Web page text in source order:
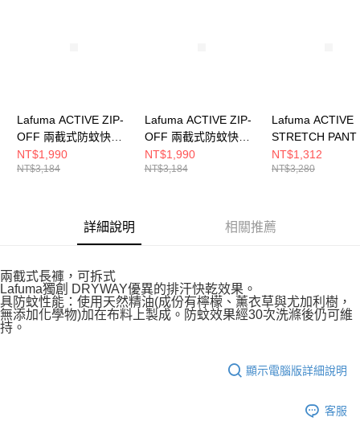
Lafuma ACTIVE ZIP-
OFF 兩截式防蚊快排
長褲 女
LFV125495580
NT$1,990
NT$3,184
Lafuma ACTIVE ZIP-
OFF 兩截式防蚊快排
長褲 男
LFV125454101
NT$1,990
NT$3,184
Lafuma ACTIVE
STRETCH PANT
乾長褲
LFV122867523
NT$1,312
NT$3,280
詳細說明 相關推薦
兩截式長褲，可拆式
Lafuma獨創 DRYWAY優異的排汗快乾效果。
具防蚊性能：使用天然精油(成份有檸檬、薰衣草與尤加利樹，
無添加化學物)加在布料上製成。防蚊效果經30次洗滌後仍可維
持。
顯示電腦版詳細說明
客服